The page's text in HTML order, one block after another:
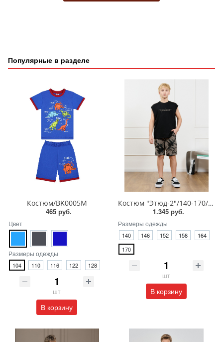
Популярные в разделе
Костюм/BK0005M
465 руб.
Цвет
Размеры одежды
104 110 116 122 128
шт
В корзину
Костюм "Этюд-2"/140-170/КМ-214
1.345 руб.
Размеры одежды
140 146 152 158
164
170
шт
В корзину